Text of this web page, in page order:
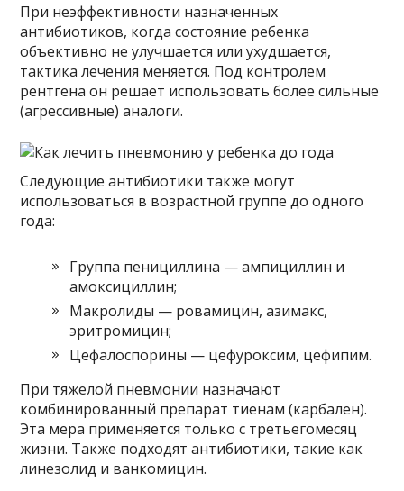
При неэффективности назначенных
антибиотиков, когда состояние ребенка
объективно не улучшается или ухудшается,
тактика лечения меняется. Под контролем
рентгена он решает использовать более сильные
(агрессивные) аналоги.
Следующие антибиотики также могут
использоваться в возрастной группе до одного
года:
Группа пенициллина — ампициллин и
амоксициллин;
Макролиды — ровамицин, азимакс,
эритромицин;
Цефалоспорины — цефуроксим, цефипим.
При тяжелой пневмонии назначают
комбинированный препарат тиенам (карбален).
Эта мера применяется только с третьегомесяц
жизни. Также подходят антибиотики, такие как
линезолид и ванкомицин.